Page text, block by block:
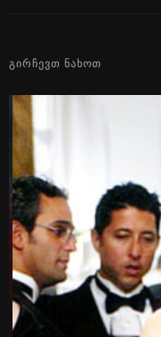
ᲒᲘᲠᲩᲔᲕᲗ ᲜᲐᲮᲝᲗ